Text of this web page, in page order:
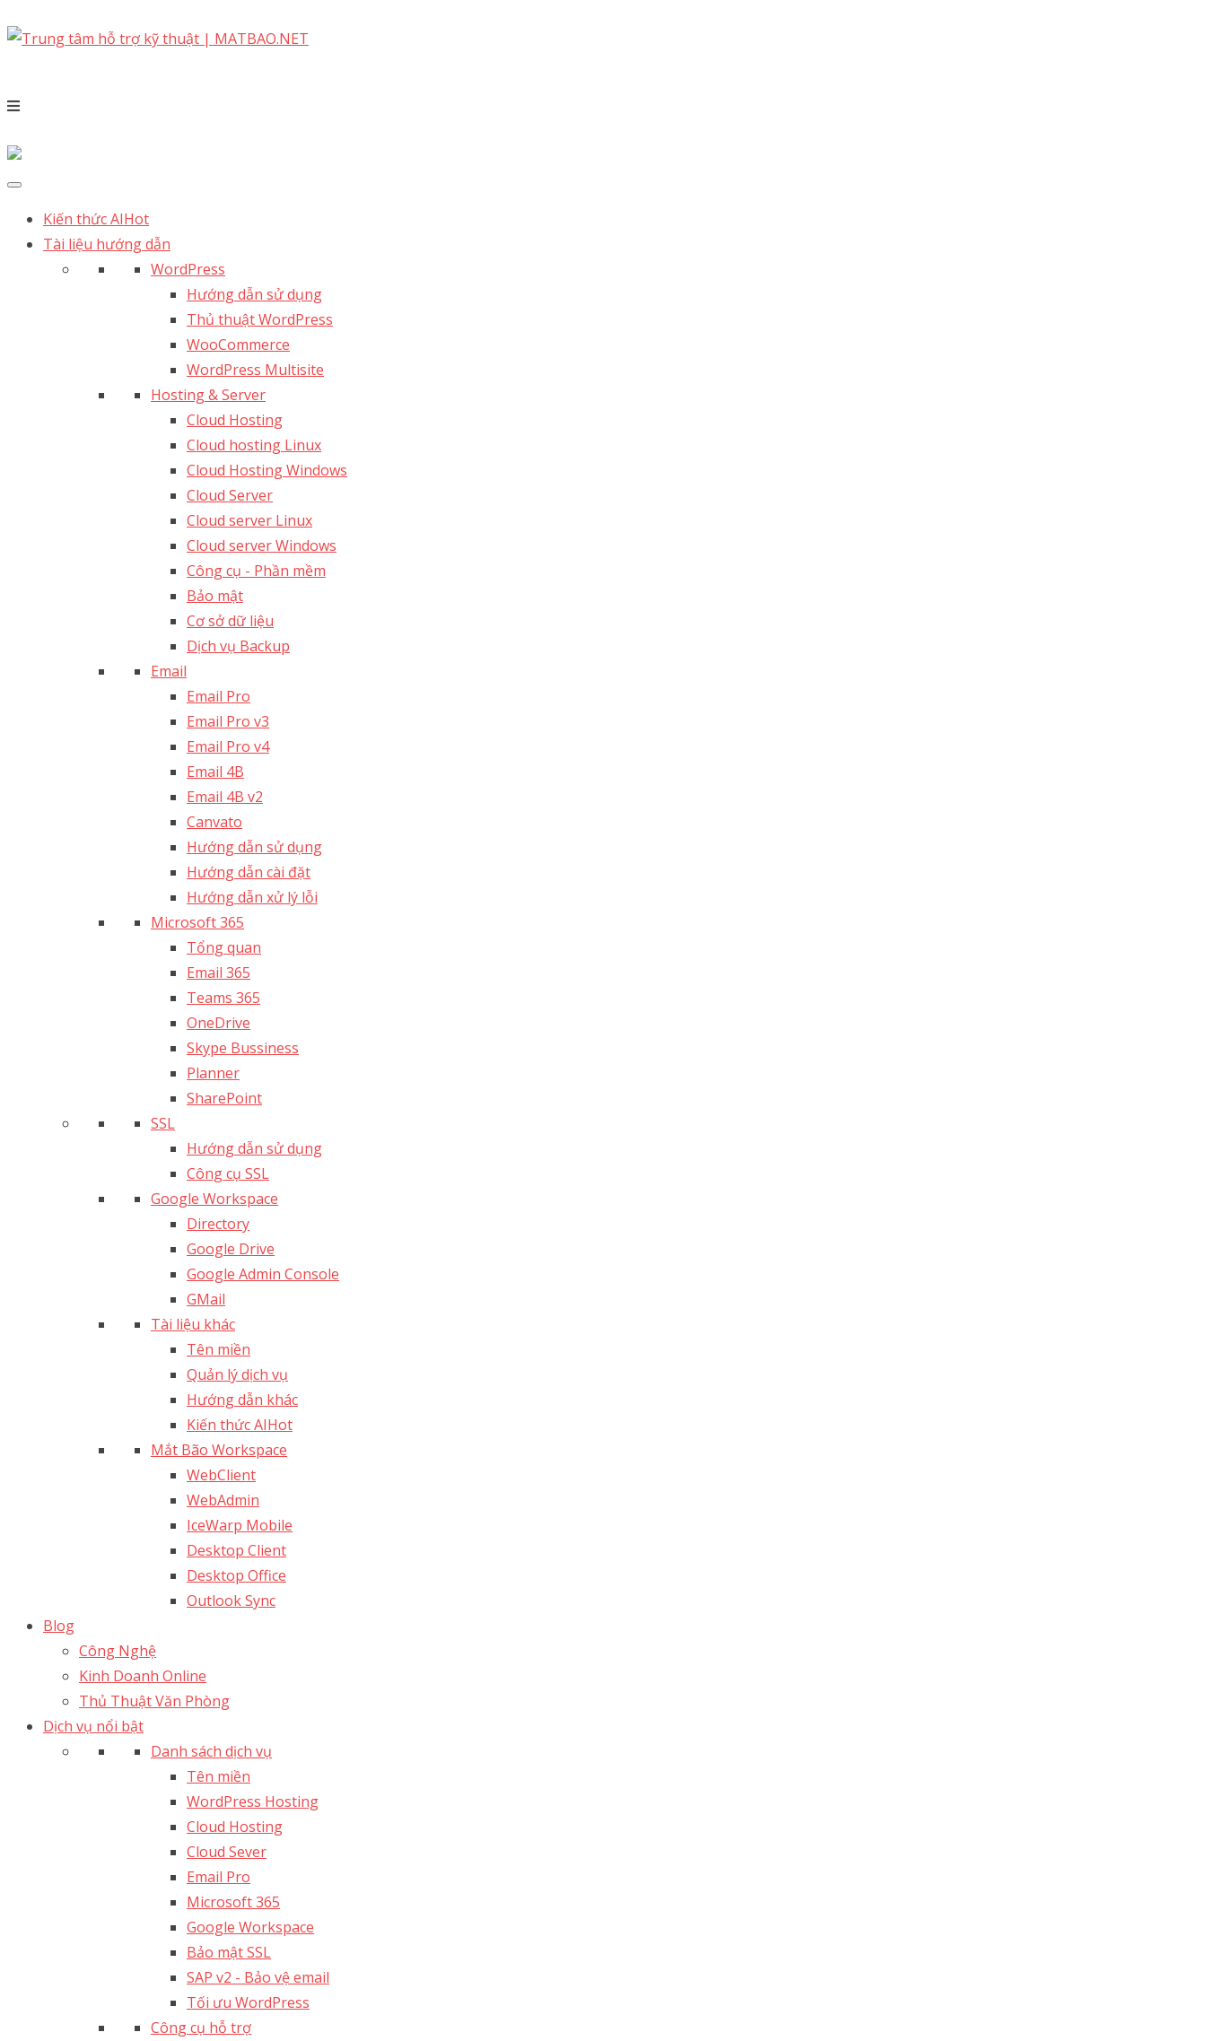
Kiến thức AIHot
Tài liệu hướng dẫn
WordPress
Hướng dẫn sử dụng
Thủ thuật WordPress
WooCommerce
WordPress Multisite
Hosting & Server
Cloud Hosting
Cloud hosting Linux
Cloud Hosting Windows
Cloud Server
Cloud server Linux
Cloud server Windows
Công cụ - Phần mềm
Bảo mật
Cơ sở dữ liệu
Dịch vụ Backup
Email
Email Pro
Email Pro v3
Email Pro v4
Email 4B
Email 4B v2
Canvato
Hướng dẫn sử dụng
Hướng dẫn cài đặt
Hướng dẫn xử lý lỗi
Microsoft 365
Tổng quan
Email 365
Teams 365
OneDrive
Skype Bussiness
Planner
SharePoint
SSL
Hướng dẫn sử dụng
Công cụ SSL
Google Workspace
Directory
Google Drive
Google Admin Console
GMail
Tài liệu khác
Tên miền
Quản lý dịch vụ
Hướng dẫn khác
Kiến thức AIHot
Mắt Bão Workspace
WebClient
WebAdmin
IceWarp Mobile
Desktop Client
Desktop Office
Outlook Sync
Blog
Công Nghệ
Kinh Doanh Online
Thủ Thuật Văn Phòng
Dịch vụ nổi bật
Danh sách dịch vụ
Tên miền
WordPress Hosting
Cloud Hosting
Cloud Sever
Email Pro
Microsoft 365
Google Workspace
Bảo mật SSL
SAP v2 - Bảo vệ email​
Tối ưu WordPress
Công cụ hỗ trợ